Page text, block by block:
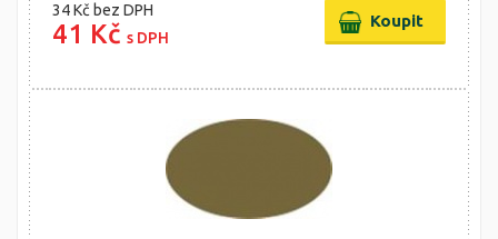
34 Kč bez DPH
41 Kč s DPH